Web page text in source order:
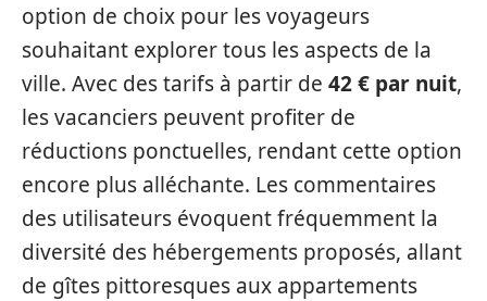
option de choix pour les voyageurs
souhaitant explorer tous les aspects de la
ville. Avec des tarifs à partir de 42 € par nuit,
les vacanciers peuvent profiter de
réductions ponctuelles, rendant cette option
encore plus alléchante. Les commentaires
des utilisateurs évoquent fréquemment la
diversité des hébergements proposés, allant
de gîtes pittoresques aux appartements